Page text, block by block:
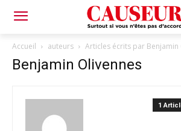
Accueil auteurs Articles écrits par Benjamin
Benjamin Olivennes
1